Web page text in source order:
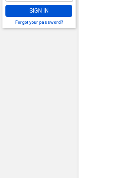
SIGN IN
Forgot your password?